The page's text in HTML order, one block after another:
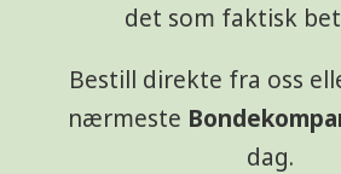
det som faktisk
Bestill direkte fra oss
nærmeste
dag.